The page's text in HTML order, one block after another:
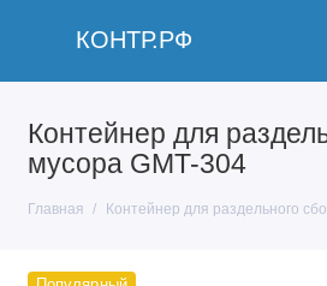
КОНТР.РФ
Контейнер для
мусора GMT-304
Главная Контейнер для раздельного